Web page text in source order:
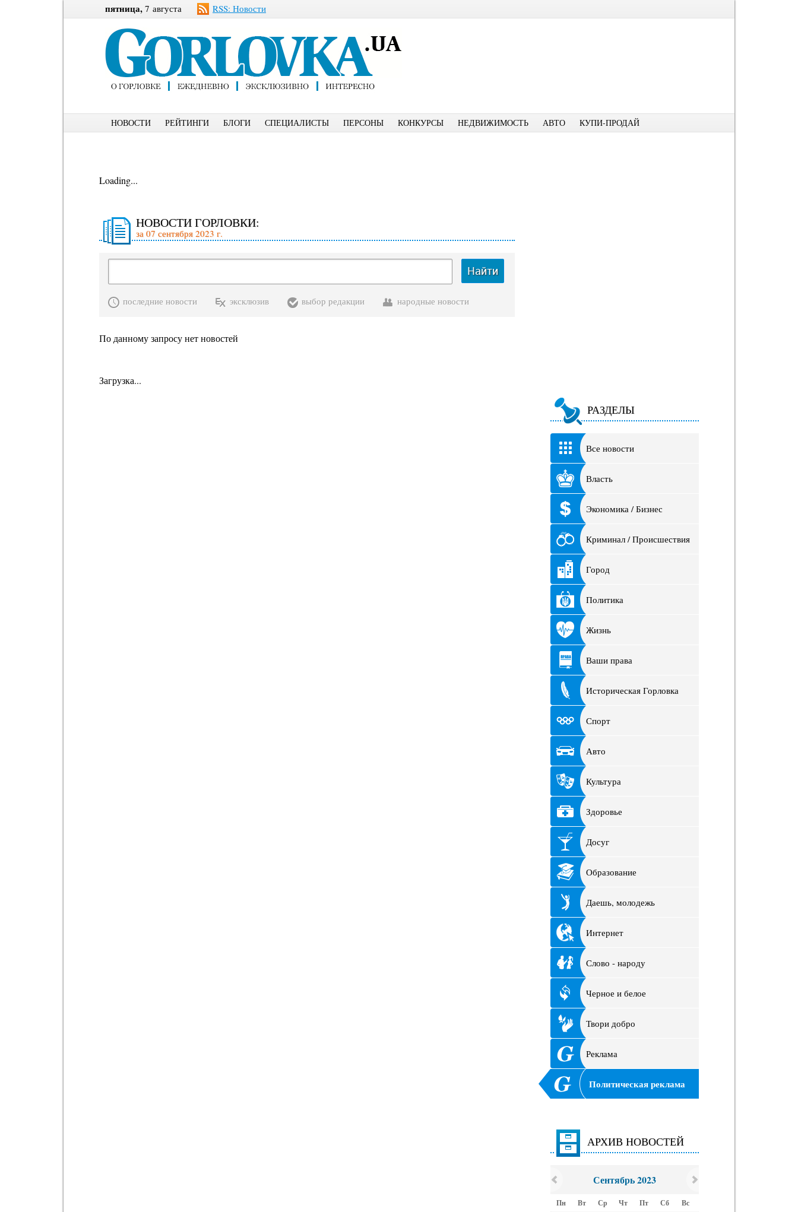
пятница, 7 августа RSS: Новости
НОВОСТИ РЕЙТИНГИ БЛОГИ СПЕЦИАЛИСТЫ ПЕРСОНЫ КОНКУРСЫ НЕДВИЖИМОСТЬ АВТО КУПИ-ПРОДАЙ
Loading...
НОВОСТИ ГОРЛОВКИ:
за 07 сентября 2023 г.
Найти
последние новости эксклюзив выбор редакции народные новости
По данному запросу нет новостей
Загрузка...
РАЗДЕЛЫ
Все новости
Власть
Экономика / Бизнес
Криминал / Происшествия
Город
Политика
Жизнь
Ваши права
Историческая Горловка
Спорт
Авто
Культура
Здоровье
Досуг
Образование
Даешь, молодежь
Интернет
Слово - народу
Черное и белое
Твори добро
Реклама
Политическая реклама
АРХИВ НОВОСТЕЙ
Сентябрь 2023
Пн Вт Ср Чт Пт Сб Вс